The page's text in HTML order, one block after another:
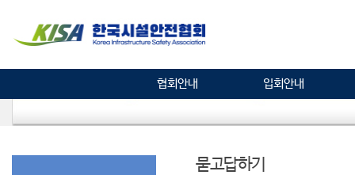
협회안내 입회안내
묻고답하기